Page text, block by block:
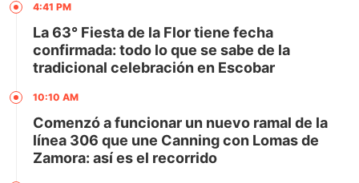
4:41 PM
La 63° Fiesta de la Flor tiene fecha
confirmada: todo lo que se sabe de la
tradicional celebración en Escobar
10:10 AM
Comenzó a funcionar un nuevo ramal de la
línea 306 que une Canning con Lomas de
Zamora: así es el recorrido